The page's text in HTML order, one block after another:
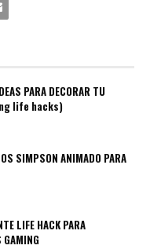
PARA DECORAR TU
life hacks)
SIMPSON ANIMADO PARA
LIFE HACK PARA
GAMING